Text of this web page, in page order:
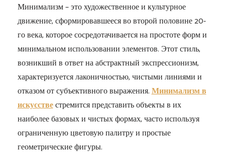
Минимализм – это художественное и культурное
движение, сформировавшееся во второй половине 20-
го века, которое сосредотачивается на простоте форм и
минимальном использовании элементов. Этот стиль,
возникший в ответ на абстрактный экспрессионизм,
характеризуется лаконичностью, чистыми линиями и
отказом от субъективного выражения.Минимализм в
искусствестремится представить объекты в их
наиболее базовых и чистых формах, часто используя
ограниченную цветовую палитру и простые
геометрические фигуры.